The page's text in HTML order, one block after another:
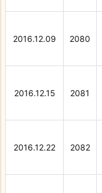
2016.12.09 2080
2016.12.15 2081
2016.12.22 2082